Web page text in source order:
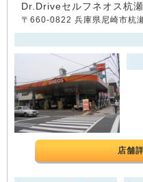
Dr.Driveセルフネオス杭
〒660-0822 兵庫県尼崎市杭
店舗